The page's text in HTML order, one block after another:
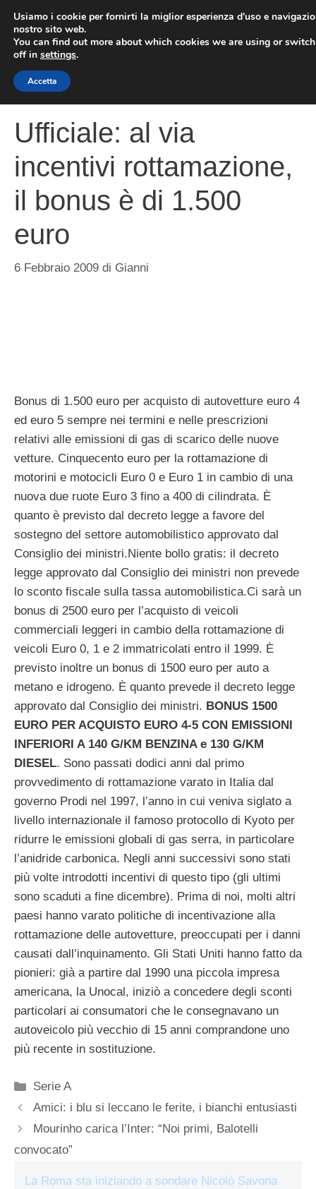
contenuto
Ufficiale: al via
incentivi rottamazione,
il bonus è di 1.500
euro
6 Febbraio 2009 di Gianni
Bonus di 1.500 euro per acquisto di autovetture euro 4
ed euro 5 sempre nei termini e nelle prescrizioni
relativi alle emissioni di gas di scarico delle nuove
vetture. Cinquecento euro per la rottamazione di
motorini e motocicli Euro 0 e Euro 1 in cambio di una
nuova due ruote Euro 3 fino a 400 di cilindrata. È
quanto è previsto dal decreto legge a favore del
sostegno del settore automobilistico approvato dal
Consiglio dei ministri.Niente bollo gratis: il decreto
legge approvato dal Consiglio dei ministri non prevede
lo sconto fiscale sulla tassa automobilistica.Ci sarà un
bonus di 2500 euro per l’acquisto di veicoli
commerciali leggeri in cambio della rottamazione di
veicoli Euro 0, 1 e 2 immatricolati entro il 1999. È
previsto inoltre un bonus di 1500 euro per auto a
metano e idrogeno. È quanto prevede il decreto legge
approvato dal Consiglio dei ministri. BONUS 1500
EURO PER ACQUISTO EURO 4-5 CON EMISSIONI
INFERIORI A 140 G/KM BENZINA e 130 G/KM
DIESEL. Sono passati dodici anni dal primo
provvedimento di rottamazione varato in Italia dal
governo Prodi nel 1997, l’anno in cui veniva siglato a
livello internazionale il famoso protocollo di Kyoto per
ridurre le emissioni globali di gas serra, in particolare
l’anidride carbonica. Negli anni successivi sono stati
più volte introdotti incentivi di questo tipo (gli ultimi
sono scaduti a fine dicembre). Prima di noi, molti altri
paesi hanno varato politiche di incentivazione alla
rottamazione delle autovetture, preoccupati per i danni
causati dall’inquinamento. Gli Stati Uniti hanno fatto da
pionieri: già a partire dal 1990 una piccola impresa
americana, la Unocal, iniziò a concedere degli sconti
particolari ai consumatori che le consegnavano un
autoveicolo più vecchio di 15 anni comprandone uno
più recente in sostituzione.
Categorie
Serie A
Amici: i blu si leccano le ferite, i bianchi entusiasti
Mourinho carica l’Inter: “Noi primi, Balotelli
convocato”
La Roma sta iniziando a sondare Nicolò Savona
Usiamo i cookie per fornirti la miglior esperienza d'uso e
nostro sito web.
You can find out more about which cookies we are using or
off in settings.
Accetta